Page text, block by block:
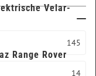
145
14
Velar-
Range Rover